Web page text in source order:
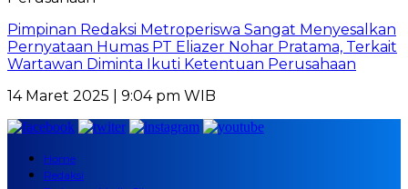
Pimpinan Redaksi Metroperiswa Sangat Menyesalkan
Pernyataan Humas PT Eliazer Nohar Pratama, Terkait
Wartawan Diminta Ikuti Ketentuan Perusahaan
14 Maret 2025 | 9:04 pm WIB
Home
Redaksi